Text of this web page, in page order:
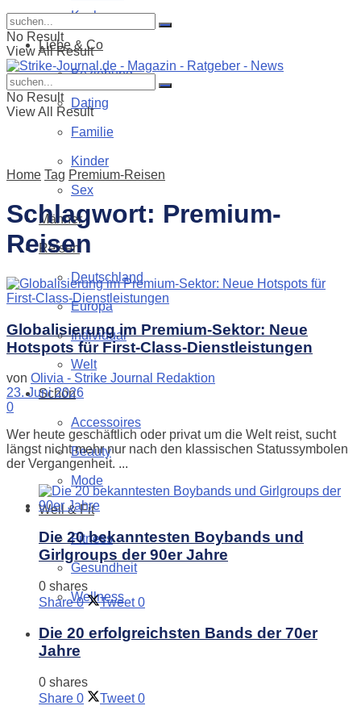
Kochen
Liebe & Co
Beziehung
Dating
Familie
Kinder
Sex
Männer
Reisen
Deutschland
Europa
Individual
Welt
Schön
Accessoires
Beauty
Mode
Well & Fit
Fitness
Gesundheit
Wellness
No Result
View All Result
No Result
View All Result
Home Tag Premium-Reisen
Schlagwort: Premium-
Reisen
Globalisierung im Premium-Sektor: Neue
Hotspots für First-Class-Dienstleistungen
von Olivia - Strike Journal Redaktion
23. Juni 2026
0
Wer heute geschäftlich oder privat um die Welt reist, sucht
längst nicht mehr nur nach den klassischen Statussymbolen
der Vergangenheit. ...
Die 20 bekanntesten Boybands und
Girlgroups der 90er Jahre
0 shares
Share 0 Tweet 0
Die 20 erfolgreichsten Bands der 70er
Jahre
0 shares
Share 0 Tweet 0